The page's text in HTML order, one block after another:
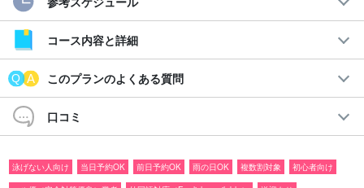
ガリバナ』。西表島で特別な体験をお楽しみください☆
おすすめポイント
◆マル優（安全対策優良）業者
◆ツアー備品無料レンタル付き
◆ツアー参加者特典ページプレゼント
◆水難救助員の資格を持ったガイドがサポート
◆累計参加人数30万人突破！
コース内容と詳細
このプランのよくある質問
口コミ
泳げない人向け 当日予約OK 前日予約OK 雨の日OK 複数割対象
初心者向け